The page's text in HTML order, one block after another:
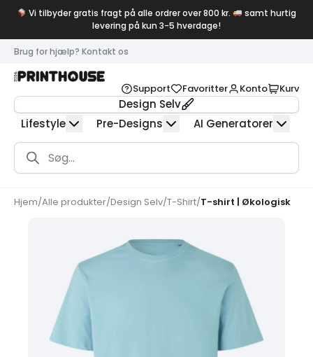
Vi tilbyder gratis fragt på alle ordrer over 800 kr.
samt hurtig
levering på kun 3-5 hverdage!
Brug for hjælp? Kontakt os
Support Favoritter Konto Kurv
Design Selv
Lifestyle
Pre-Designs AI Generatorer
Products
search
Hjem/Alle produkter/Design Selv/T-Shirt/T-shirt | Økologisk